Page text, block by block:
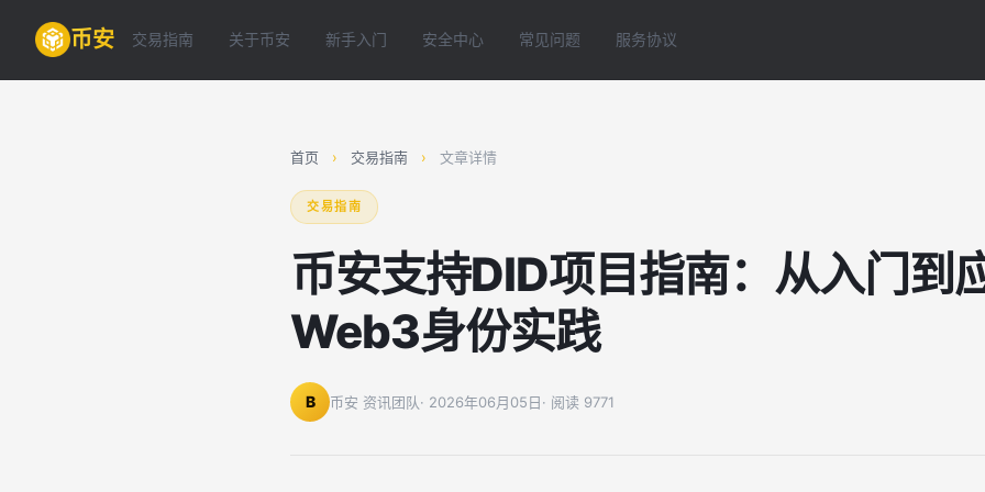
币安 交易指南 关于币安 新手入门 安全中心 常见问题 服务协议
首页 › 交易指南 › 文章详情
交易指南
币安支持DID项目指南：从入门到
Web3身份实践
B 币安 资讯团队· 2026年06月05日· 阅读 9771